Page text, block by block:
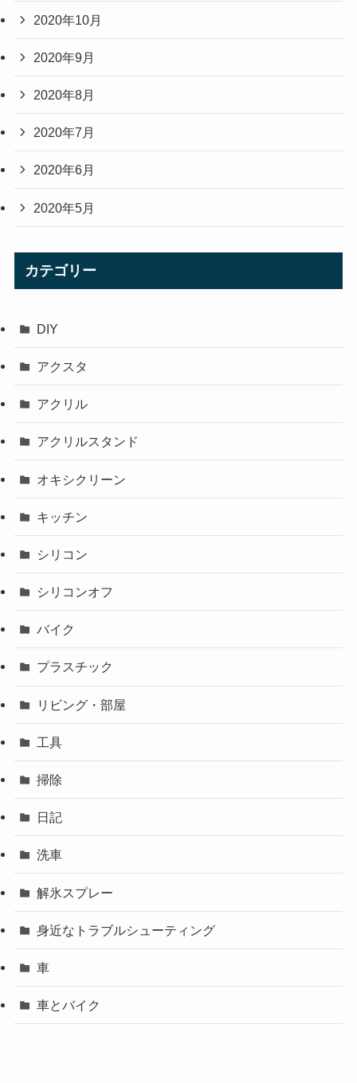
2020年10月
2020年9月
2020年8月
2020年7月
2020年6月
2020年5月
カテゴリー
DIY
アクスタ
アクリル
アクリルスタンド
オキシクリーン
キッチン
シリコン
シリコンオフ
バイク
プラスチック
リビング・部屋
工具
掃除
日記
洗車
解氷スプレー
身近なトラブルシューティング
車
車とバイク